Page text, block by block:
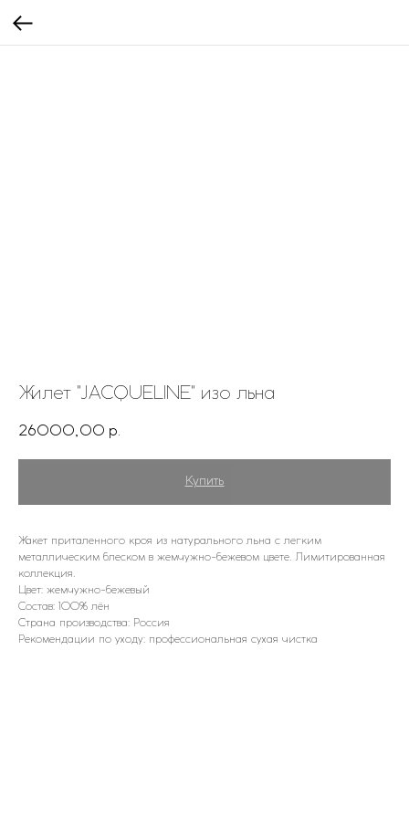
Жилет "JACQUELINE" изо льна
26000,00 р.
Купить
Жакет приталенного кроя из натурального льна с легким
металлическим блеском в жемчужно-бежевом цвете. Лимитированная
коллекция.
Цвет: жемчужно-бежевый
Состав: 100% лён
Страна производства: Россия
Рекомендации по уходу: профессиональная сухая чистка